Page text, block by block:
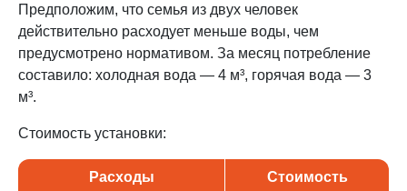
Предположим, что семья из двух человек
действительно расходует меньше воды, чем
предусмотрено нормативом. За месяц потребление
составило: холодная вода — 4 м³, горячая вода — 3
м³.
Стоимость установки:
Расходы Стоимость